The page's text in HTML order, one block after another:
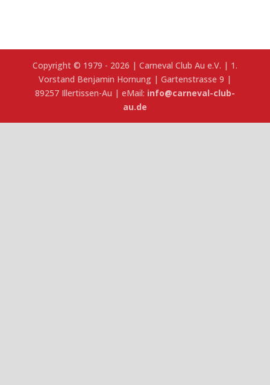
Copyright © 1979 - 2026 | Carneval Club Au e.V. | 1.
Vorstand Benjamin Hornung | Gartenstrasse 9 |
89257 Illertissen-Au | eMail: info@carneval-club-
au.de